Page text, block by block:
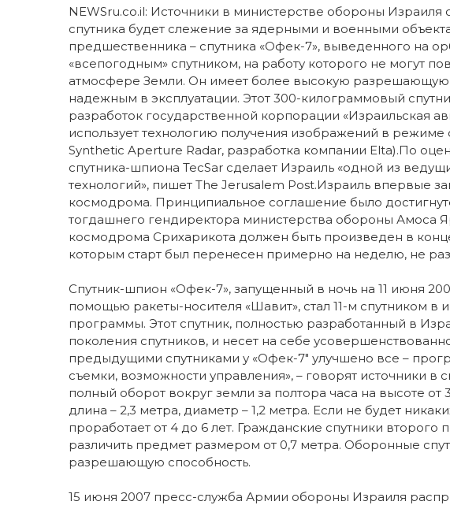
NEWSru.co.il: Источники в министерстве обороны Израиля
спутника будет слежение за ядерными и военными
предшественника – спутника «Офек-7», выведенного на
«всепогодным» спутником, на работу которого не могут
атмосфере Земли. Он имеет более высокую разрешающую
надежным в эксплуатации. Этот 300-килограммовый
разработок государственной корпорации «Израильская
использует технологию получения изображений в режиме
Synthetic Aperture Radar, разработка компании Elta).По
спутника-шпиона TecSar сделает Израиль «одной из
технологий», пишет The Jerusalem Post.Израиль впервые
космодрома. Принципиальное соглашение было
тогдашнего гендиректора министерства обороны Амоса
космодрома Срихарикота должен быть произведен в
которым старт был перенесен примерно на неделю, не
Спутник-шпион «Офек-7», запущенный в ночь на 11 июня
помощью ракеты-носителя «Шавит», стал 11-м спутником в
программы. Этот спутник, полностью разработанный в
поколения спутников, и несет на себе
предыдущими спутниками у «Офек-7″ улучшено все –
съемки, возможности управления», – говорят источники в
полный оборот вокруг земли за полтора часа на высоте от
длина – 2,3 метра, диаметр – 1,2 метра. Если не будет
проработает от 4 до 6 лет. Гражданские спутники второго
различить предмет размером от 0,7 метра. Оборонные
разрешающую способность.
15 июня 2007 пресс-служба Армии обороны Израиля